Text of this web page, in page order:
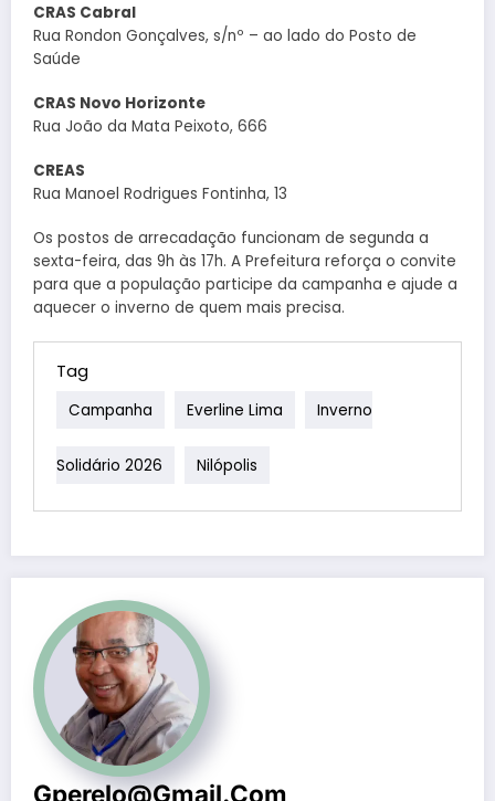
CRAS Cabral
Rua Rondon Gonçalves, s/nº – ao lado do Posto de
Saúde
CRAS Novo Horizonte
Rua João da Mata Peixoto, 666
CREAS
Rua Manoel Rodrigues Fontinha, 13
Os postos de arrecadação funcionam de segunda a
sexta-feira, das 9h às 17h. A Prefeitura reforça o convite
para que a população participe da campanha e ajude a
aquecer o inverno de quem mais precisa.
Tag
Campanha Everline Lima Inverno
Solidário 2026 Nilópolis
Gperelo@gmail.com